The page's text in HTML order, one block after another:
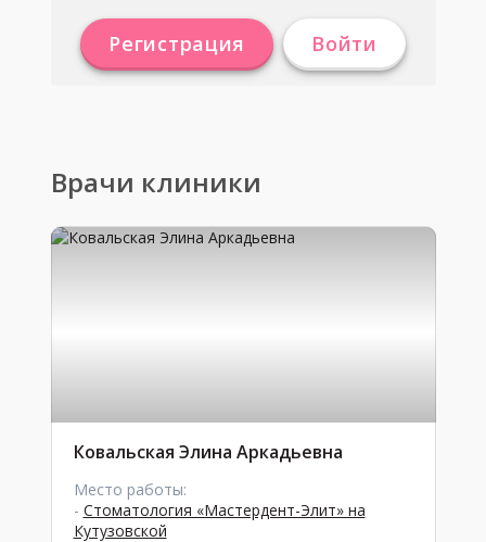
Регистрация Войти
Врачи клиники
Ковальская Элина Аркадьевна
Место работы:
- Стоматология «Мастердент-Элит» на
Кутузовской